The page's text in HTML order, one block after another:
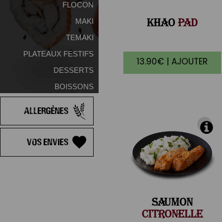
FLOCON
MAKI
TEMAKI
PLATEAUX FESTIFS
DESSERTS
BOISSONS
Allergènes
Vos Envies
KHAOPAD
13.90€ | AJOUTER
SAUMON
CITRONELLE